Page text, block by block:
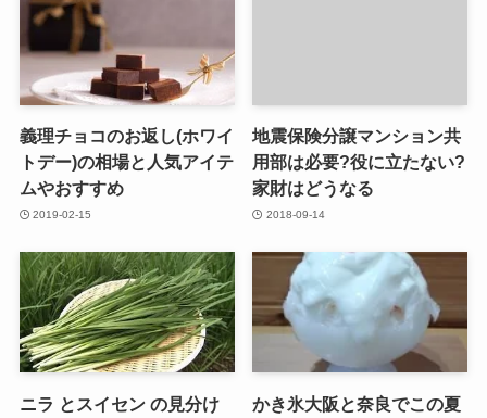
義理チョコのお返し(ホワイ
トデー)の相場と人気アイテ
ムやおすすめ
2019-02-15
地震保険分譲マンション共
用部は必要?役に立たない?
家財はどうなる
2018-09-14
ニラ とスイセン の見分け
かき氷大阪と奈良でこの夏